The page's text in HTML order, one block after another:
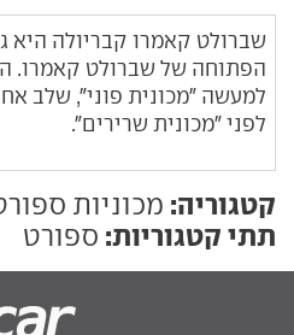
שברולט קאמרו קבריולה היא
הפתוחה של שברולט קאמרו.
למעשה "מכונית פוני", שלב
לפני "מכונית שרירים".
קטגוריה: מכוניות
תתי קטגוריות: ספורט